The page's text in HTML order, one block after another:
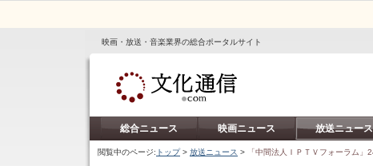
映画・放送・音楽業界の総合ポータルサイト
総合ニュース 映画ニュース 放送ニュース
閲覧中のページ: トップ> 放送ニュース > 「中間法人ＩＰＴＶフォーラム」